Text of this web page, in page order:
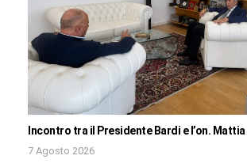
Incontro tra il Presidente Bardi e l’on. Mattia
7 Agosto 2026